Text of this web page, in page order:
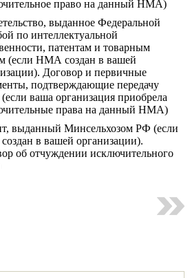
право на данный НМА)
выданное Федеральной
по интеллектуальной
патентам и товарным
(если НМА создан в вашей
Договор и первичные
подтверждающие передачу
ваша организация приобрела
права на данный НМА)
выданный Минсельхозом РФ (если
в вашей организации).
об отчуждении исключительного